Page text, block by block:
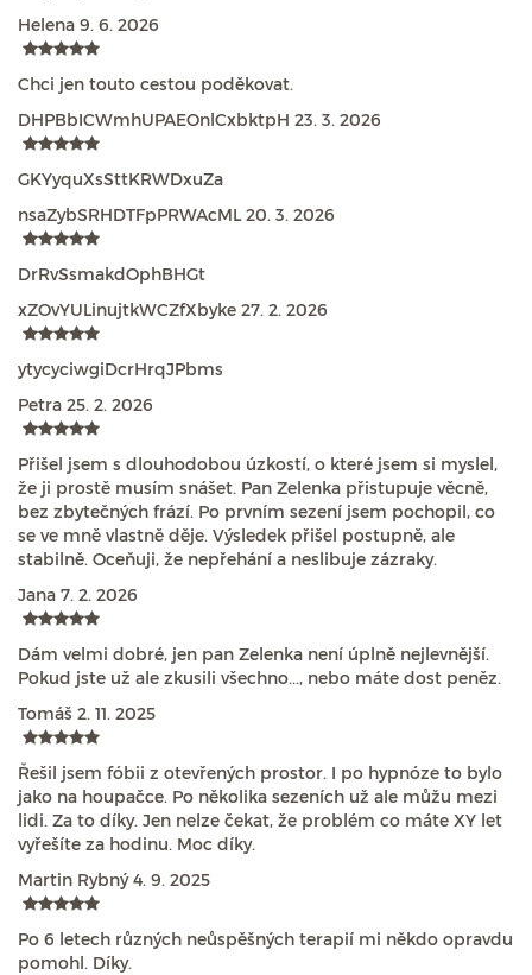
Helena 9. 6. 2026
Chci jen touto cestou poděkovat.
DHPBbICWmhUPAEOnlCxbktpH 23. 3. 2026
GKYyquXsSttKRWDxuZa
nsaZybSRHDTFpPRWAcML 20. 3. 2026
DrRvSsmakdOphBHGt
xZOvYULinujtkWCZfXbyke 27. 2. 2026
ytycyciwgiDcrHrqJPbms
Petra 25. 2. 2026
Přišel jsem s dlouhodobou úzkostí, o které jsem si myslel,
že ji prostě musím snášet. Pan Zelenka přistupuje věcně,
bez zbytečných frází. Po prvním sezení jsem pochopil, co
se ve mně vlastně děje. Výsledek přišel postupně, ale
stabilně. Oceňuji, že nepřehání a neslibuje zázraky.
Jana 7. 2. 2026
Dám velmi dobré, jen pan Zelenka není úplně nejlevnější.
Pokud jste už ale zkusili všechno..., nebo máte dost peněz.
Tomáš 2. 11. 2025
Řešil jsem fóbii z otevřených prostor. I po hypnóze to bylo
jako na houpačce. Po několika sezeních už ale můžu mezi
lidi. Za to díky. Jen nelze čekat, že problém co máte XY let
vyřešíte za hodinu. Moc díky.
Martin Rybný4. 9. 2025
Po 6 letech různých neůspěšných terapií mi někdo opravdu
pomohl. Díky.